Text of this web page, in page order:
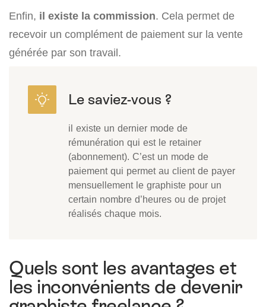
Enfin, il existe la commission. Cela permet de
recevoir un complément de paiement sur la vente
générée par son travail.
il existe un dernier mode de
rémunération qui est le retainer
(abonnement). C’est un mode de
paiement qui permet au client de payer
mensuellement le graphiste pour un
certain nombre d’heures ou de projet
réalisés chaque mois.
Quels sont les avantages et
les inconvénients de devenir